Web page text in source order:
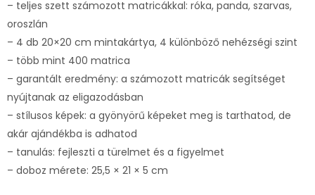
– teljes szett számozott matricákkal: róka, panda, szarvas,
oroszlán
– 4 db 20×20 cm mintakártya, 4 különböző nehézségi szint
– több mint 400 matrica
– garantált eredmény: a számozott matricák segítséget
nyújtanak az eligazodásban
– stílusos képek: a gyönyörű képeket meg is tarthatod, de
akár ajándékba is adhatod
– tanulás: fejleszti a türelmet és a figyelmet
– doboz mérete: 25,5 × 21 × 5 cm